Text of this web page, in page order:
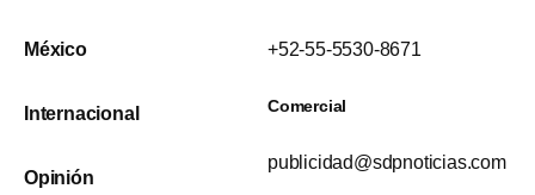
México
Internacional
Opinión
+52-55-5530-8671
Comercial
publicidad@sdpnoticias.com